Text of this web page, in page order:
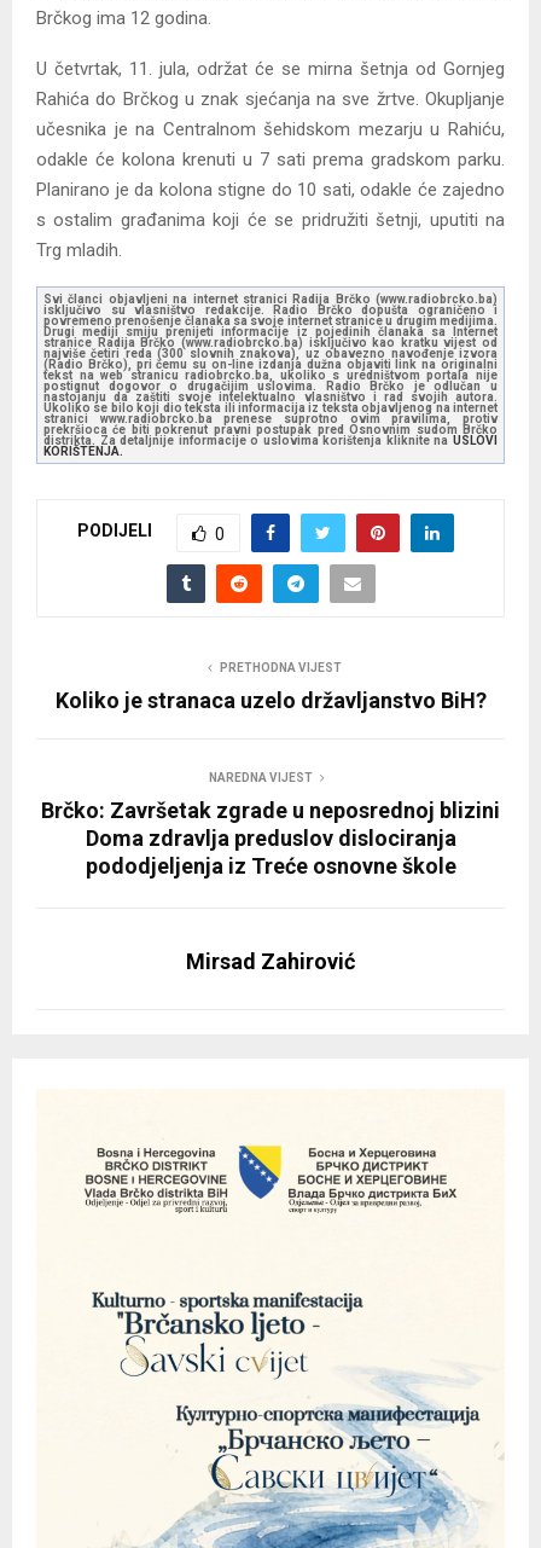
Brčkog ima 12 godina.
U četvrtak, 11. jula, održat će se mirna šetnja od Gornjeg
Rahića do Brčkog u znak sjećanja na sve žrtve. Okupljanje
učesnika je na Centralnom šehidskom mezarju u Rahiću,
odakle će kolona krenuti u 7 sati prema gradskom parku.
Planirano je da kolona stigne do 10 sati, odakle će zajedno
s ostalim građanima koji će se pridružiti šetnji, uputiti na
Trg mladih.
Svi članci objavljeni na internet stranici Radija Brčko (www.radiobrcko.ba)
isključivo su vlasništvo redakcije. Radio Brčko dopušta ograničeno i
povremeno prenošenje članaka sa svoje internet stranice u drugim medijima.
Drugi mediji smiju prenijeti informacije iz pojedinih članaka sa Internet
stranice Radija Brčko (www.radiobrcko.ba) isključivo kao kratku vijest od
najviše četiri reda (300 slovnih znakova), uz obavezno navođenje izvora
(Radio Brčko), pri čemu su on-line izdanja dužna objaviti link na originalni
tekst na web stranicu radiobrcko.ba, ukoliko s uredništvom portala nije
postignut dogovor o drugačijim uslovima. Radio Brčko je odlučan u
nastojanju da zaštiti svoje intelektualno vlasništvo i rad svojih autora.
Ukoliko se bilo koji dio teksta ili informacija iz teksta objavljenog na internet
stranici www.radiobrcko.ba prenese suprotno ovim pravilima, protiv
prekršioca će biti pokrenut pravni postupak pred Osnovnim sudom Brčko
distrikta. Za detaljnije informacije o uslovima korištenja kliknite na USLOVI
KORIŠTENJA.
PODIJELI 0
PRETHODNA VIJEST
Koliko je stranaca uzelo državljanstvo BiH?
NAREDNA VIJEST
Brčko: Završetak zgrade u neposrednoj blizini
Doma zdravlja preduslov dislociranja
pododjeljenja iz Treće osnovne škole
Mirsad Zahirović